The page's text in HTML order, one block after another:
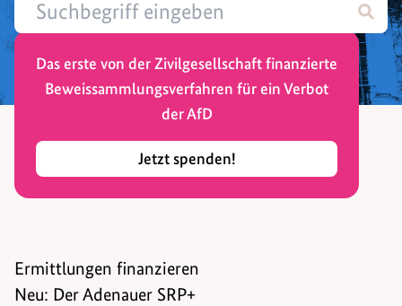
Das erste von der Zivilgesellschaft finanzierte
Beweissammlungsverfahren für ein Verbot
der AfD
Jetzt spenden!
Ermittlungen finanzieren
Neu: Der Adenauer SRP+